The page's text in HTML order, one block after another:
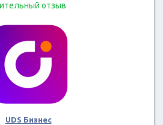
отзыв
UDS Бизнес